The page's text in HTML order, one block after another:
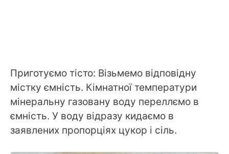
Приготуємо тісто: Візьмемо відповідну
містку ємність. Кімнатної температури
мінеральну газовану воду переллємо в
ємність. У воду відразу кидаємо в
заявлених пропорціях цукор і сіль.